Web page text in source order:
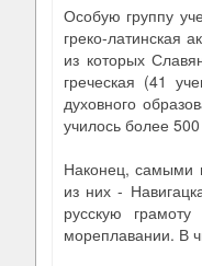
Особую группу
греко-латинская
из которых
греческая (41
духовного
училось более
Наконец, самыми
из них -
русскую
мореплавании. В